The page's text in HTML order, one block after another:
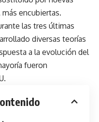
encubiertas.
las tres últimas
diversas teorías
a la evolución del
fueron